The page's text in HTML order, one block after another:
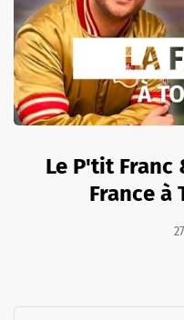
Le P'tit Franc
France à